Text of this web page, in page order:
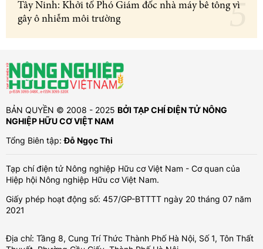
Tây Ninh: Khởi tố Phó Giám đốc nhà máy bê tông vì
gây ô nhiễm môi trường
BẢN QUYỀN © 2008 - 2025 BỞI TẠP CHÍ ĐIỆN TỬ NÔNG
NGHIỆP HỮU CƠ VIỆT NAM
Tổng Biên tập:Đỗ Ngọc Thi
Tạp chí điện tử Nông nghiệp Hữu cơ Việt Nam - Cơ quan của
Hiệp hội Nông nghiệp Hữu cơ Việt Nam.
Giấy phép hoạt động số: 457/GP-BTTTT ngày 20 tháng 07 năm
2021
Địa chỉ: Tầng 8, Cung Trí Thức Thành Phố Hà Nội, Số 1, Tôn Thất